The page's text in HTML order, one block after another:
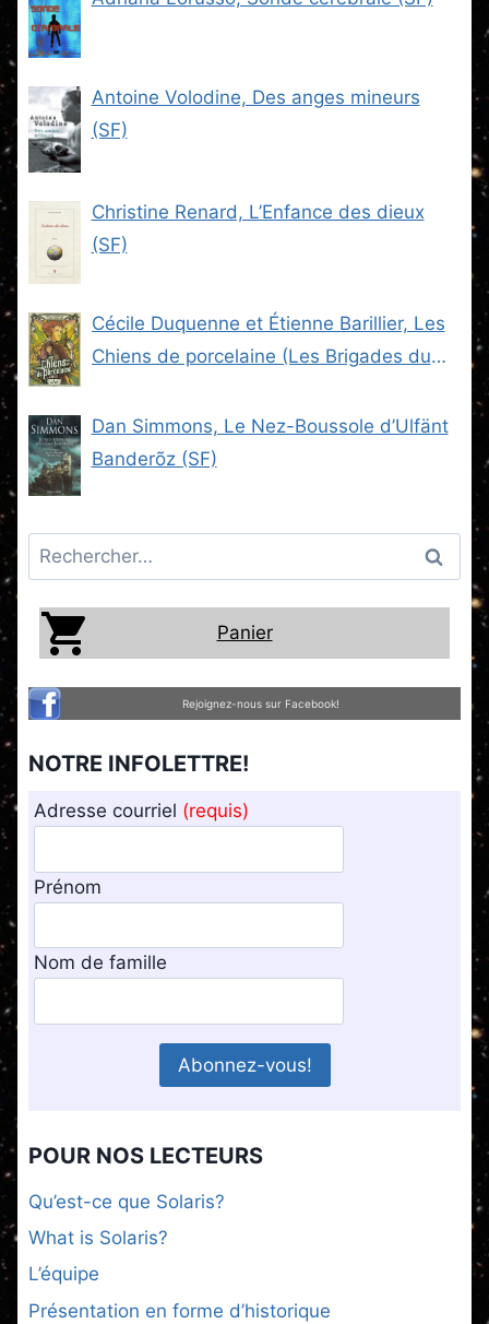
Antoine Volodine, Des anges mineurs
(SF)
Christine Renard, L’Enfance des dieux
(SF)
Cécile Duquenne et Étienne Barillier, Les
Chiens de porcelaine (Les Brigades du
Dan Simmons, Le Nez-Boussole d’Ulfänt
Banderõz (SF)
Rechercher :
Panier
Rejoignez-nous sur Facebook!
NOTRE INFOLETTRE!
Adresse courriel (requis)
Prénom
Nom de famille
POUR NOS LECTEURS
Qu’est-ce que Solaris?
What is Solaris?
L’équipe
Présentation en forme d’historique